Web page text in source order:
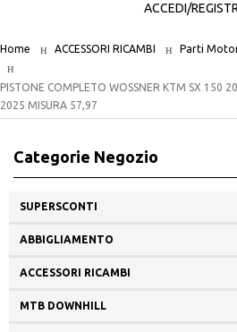
ACCEDI/
Home ACCESSORI RICAMBI Parti
PISTONE COMPLETO WOSSNER KTM SX 150
2025 MISURA 57,97
Categorie Negozio
SUPERSCONTI
ABBIGLIAMENTO
ACCESSORI RICAMBI
MTB DOWNHILL